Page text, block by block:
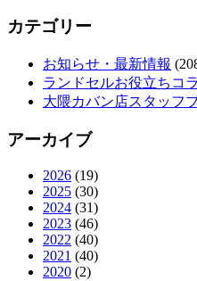
カテゴリー
お知らせ・最新情報
ランドセルお役立ちコ
大隈カバン店スタッフ
アーカイブ
2026 (19)
2025 (30)
2024 (31)
2023 (46)
2022 (40)
2021 (40)
2020 (2)